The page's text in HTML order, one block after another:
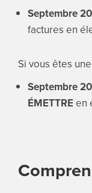
Septembre
factures en
Si vous êtes
Septembre
ÉMETTREen